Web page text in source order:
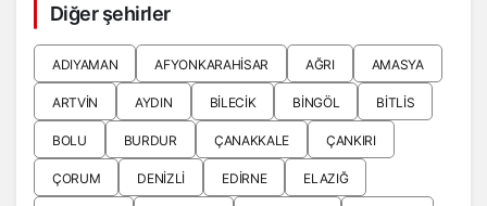
Diğer şehirler
ADIYAMAN AFYONKARAHISAR AĞRI AMASYA
ARTVIN AYDIN BILECIK BINGÖL BITLIS
BOLU BURDUR ÇANAKKALE ÇANKIRI
ÇORUM DENIZLI EDIRNE ELAZIĞ